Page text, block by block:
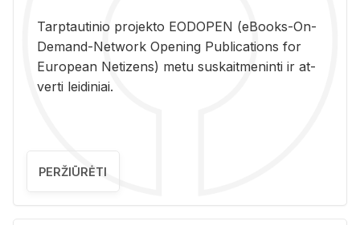
Tarp­tau­ti­nio pro­jek­to EO­DO­PEN (eBo­oks-On-
De­mand-Ne­twork Ope­ning Pub­li­ca­tions for
Eu­ro­pe­an Ne­ti­zens) metu su­skait­me­nin­ti ir at­
ver­ti lei­di­niai.
PERŽIŪRĖTI